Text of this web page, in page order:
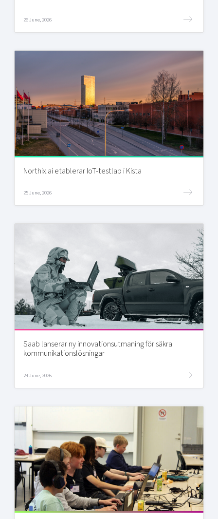
26 June, 2026
Northix.ai etablerar IoT-testlab i Kista
25 June, 2026
Saab lanserar ny innovationsutmaning för säkra
kommunikationslösningar
24 June, 2026